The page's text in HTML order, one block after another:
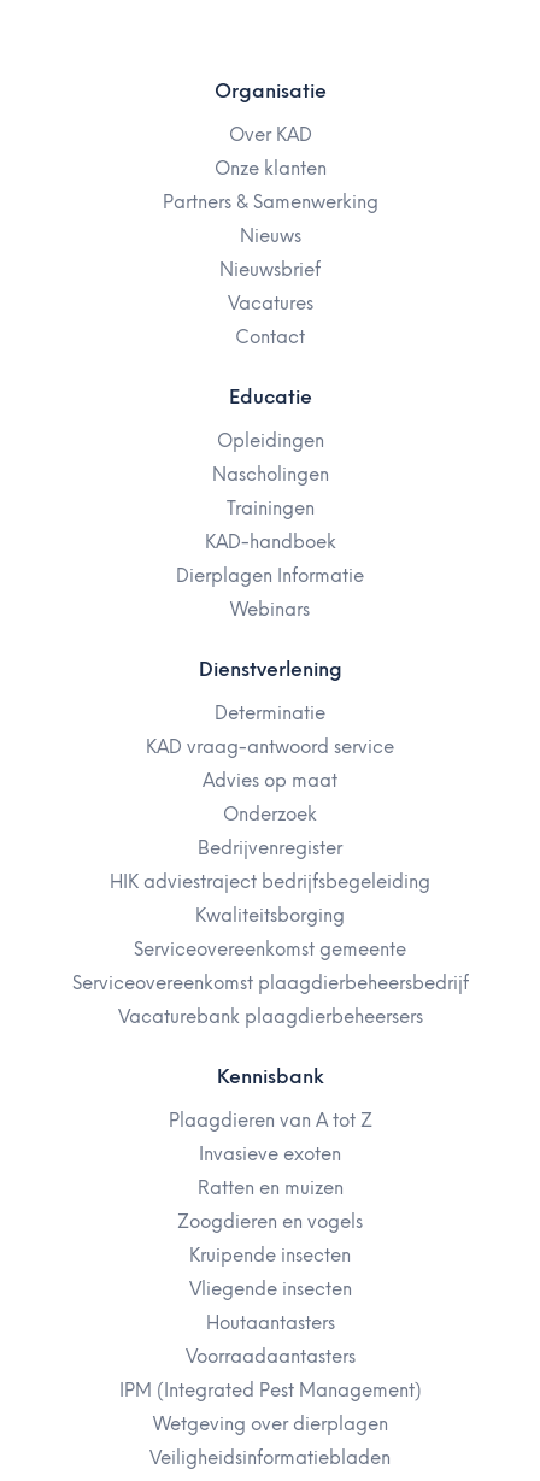
Organisatie
Over KAD
Onze klanten
Partners & Samenwerking
Nieuws
Nieuwsbrief
Vacatures
Contact
Educatie
Opleidingen
Nascholingen
Trainingen
KAD-handboek
Dierplagen Informatie
Webinars
Dienstverlening
Determinatie
KAD vraag-antwoord service
Advies op maat
Onderzoek
Bedrijvenregister
HIK adviestraject bedrijfsbegeleiding
Kwaliteitsborging
Serviceovereenkomst gemeente
Serviceovereenkomst plaagdierbeheersbedrijf
Vacaturebank plaagdierbeheersers
Kennisbank
Plaagdieren van A tot Z
Invasieve exoten
Ratten en muizen
Zoogdieren en vogels
Kruipende insecten
Vliegende insecten
Houtaantasters
Voorraadaantasters
IPM (Integrated Pest Management)
Wetgeving over dierplagen
Veiligheidsinformatiebladen